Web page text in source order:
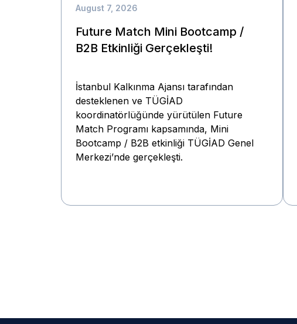
August 7, 2026
Future Match Mini Bootcamp /
B2B Etkinliği Gerçekleşti!
İstanbul Kalkınma Ajansı tarafından
desteklenen ve TÜGİAD
koordinatörlüğünde yürütülen Future
Match Programı kapsamında, Mini
Bootcamp / B2B etkinliği TÜGİAD Genel
Merkezi’nde gerçekleşti.